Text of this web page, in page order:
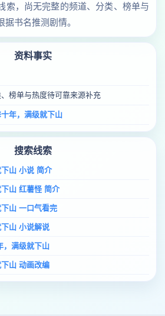
索，尚无完整的频道、分类、榜单与
书名推测剧情。
资料事实
榜单与热度待可靠来源补充
年，满级就下山
搜索线索
山 小说 简介
山 红薯怪 简介
山 一口气看完
山 小说解说
，满级就下山
山 动画改编